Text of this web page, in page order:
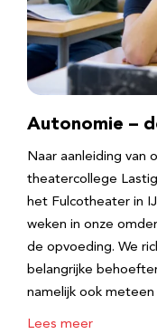
Autonomie –
Naar aanleiding van
theatercollege
het Fulcotheater in
weken in onze
de opvoeding. We
belangrijke
namelijk ook
Lees meer